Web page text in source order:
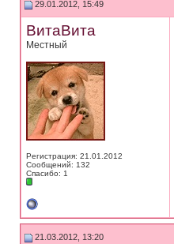
29.01.2012, 15:49
ВитаВита
Местный
Регистрация: 21.01.2012
Сообщений: 132
Спасибо: 1
21.03.2012, 13:20